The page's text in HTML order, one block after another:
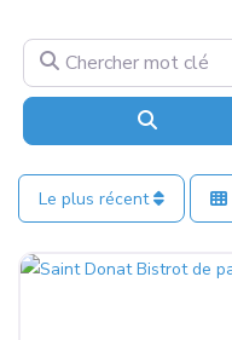
Chercher mot clé
Recherche
Le plus récent